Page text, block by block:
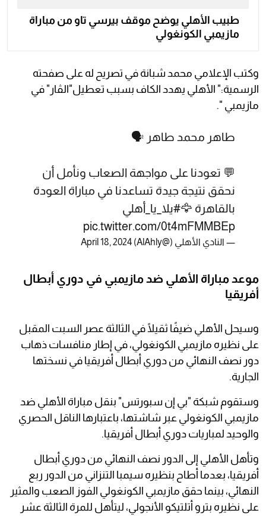
طبيب الأهلي يوضح موقف بيرسي تاو من مباراة
مازيمبي الكونغولي
وكتب الإعلامي محمد شبانة في تصريح له على صفحته
الرسمية:" الأهلي يهدد الكاف بسبب تعطيل"الڤار" في
مازيمبي ".
طاهر محمد طاهر 🗣️
💬 تعودنا على مواجهة الصعاب ونأمل أن
نحقق نتيجة جيدة تساعدنا في مباراة العودة
بالقاهرة 🦅#يلا_يا_أهلي
pic.twitter.com/0t4mFMMBEp
— ‏النادي الأهلي (@AlAhly) April 18, 2024
موعد مباراة الأهلي ضد مازيمبي في دوري أبطال
أفريقيا
وسيحل الأهلي ضيفًا ثقيلًا في الثالثة عصر السبت المقبل
على نظيره مازيمبي الكونغولي، في إطار منافسات ذهاب
دور نصف النهائي من دوري أبطال أفريقيا في نسختها
الجارية.
وستقوم شبكة "بي إن سبورتس" بنقل مباراة الأهلي ضد
مازيمبي الكونغولي عبر شاشتها، باعتبارها الناقل الحصري
والوحيد لمباريات دوري أبطال أفريقيا.
وتأهل الأهلي إلى الدور نصف النهائي من دوري أبطال
أفريقيا، بعدما أطاح بنظيره سيمبا التنزاني من الدور ربع
النهائي، بينما حقق مازيمبي الكونغولي الفوز الصعب والمثير
على نظيره بترو أتلتيكو الأنجولي، ليتأهل للمرة الثالثة عشر